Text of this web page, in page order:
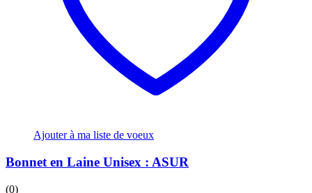
Ajouter à ma liste de voeux
Bonnet en Laine Unisex : ASUR
(0)